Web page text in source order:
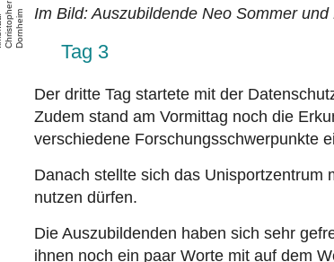
Im Bild:Auszubildende Neo Sommer
h
rm
Tag 3
Der dritte Tag startete mit der
Zudem stand am Vormittag noch die
verschiedene Forschungsschwerpunkte
Danach stellte sich das Unisportzentrum
nutzen dürfen.
Die Auszubildenden haben sich sehr
ihnen noch ein paar Worte mit auf dem